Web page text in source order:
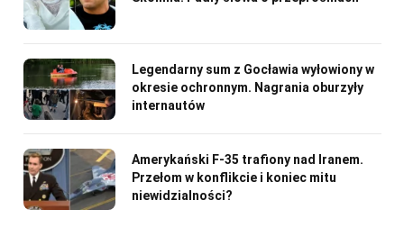
Legendarny sum z Gocławia wyłowiony w
okresie ochronnym. Nagrania oburzyły
internautów
Amerykański F-35 trafiony nad Iranem.
Przełom w konflikcie i koniec mitu
niewidzialności?